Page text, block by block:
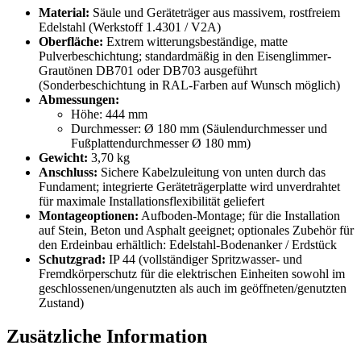
Material: Säule und Geräteträger aus massivem, rostfreiem
Edelstahl (Werkstoff 1.4301 / V2A)
Oberfläche: Extrem witterungsbeständige, matte
Pulverbeschichtung; standardmäßig in den Eisenglimmer-
Grautönen DB701 oder DB703 ausgeführt
(Sonderbeschichtung in RAL-Farben auf Wunsch möglich)
Abmessungen:
Höhe: 444 mm
Durchmesser: Ø 180 mm (Säulendurchmesser und
Fußplattendurchmesser Ø 180 mm)
Gewicht: 3,70 kg
Anschluss: Sichere Kabelzuleitung von unten durch das
Fundament; integrierte Geräteträgerplatte wird unverdrahtet
für maximale Installationsflexibilität geliefert
Montageoptionen: Aufboden-Montage; für die Installation
auf Stein, Beton und Asphalt geeignet; optionales Zubehör für
den Erdeinbau erhältlich: Edelstahl-Bodenanker / Erdstück
Schutzgrad: IP 44 (vollständiger Spritzwasser- und
Fremdkörperschutz für die elektrischen Einheiten sowohl im
geschlossenen/ungenutzten als auch im geöffneten/genutzten
Zustand)
Zusätzliche Information